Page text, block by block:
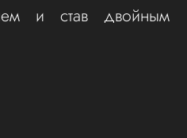
и став двойным